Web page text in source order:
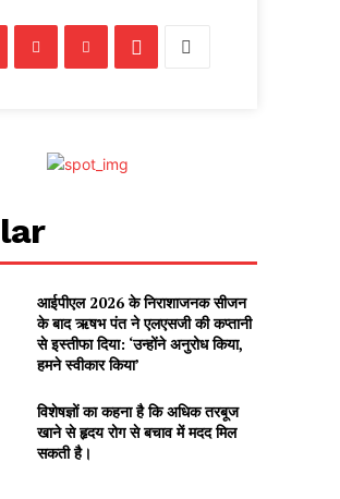
आईपीएल 2026 के निराशाजनक सीजन
के बाद ऋषभ पंत ने एलएसजी की कप्तानी
से इस्तीफा दिया: ‘उन्होंने अनुरोध किया,
हमने स्वीकार किया’
विशेषज्ञों का कहना है कि अधिक तरबूज
खाने से हृदय रोग से बचाव में मदद मिल
सकती है।